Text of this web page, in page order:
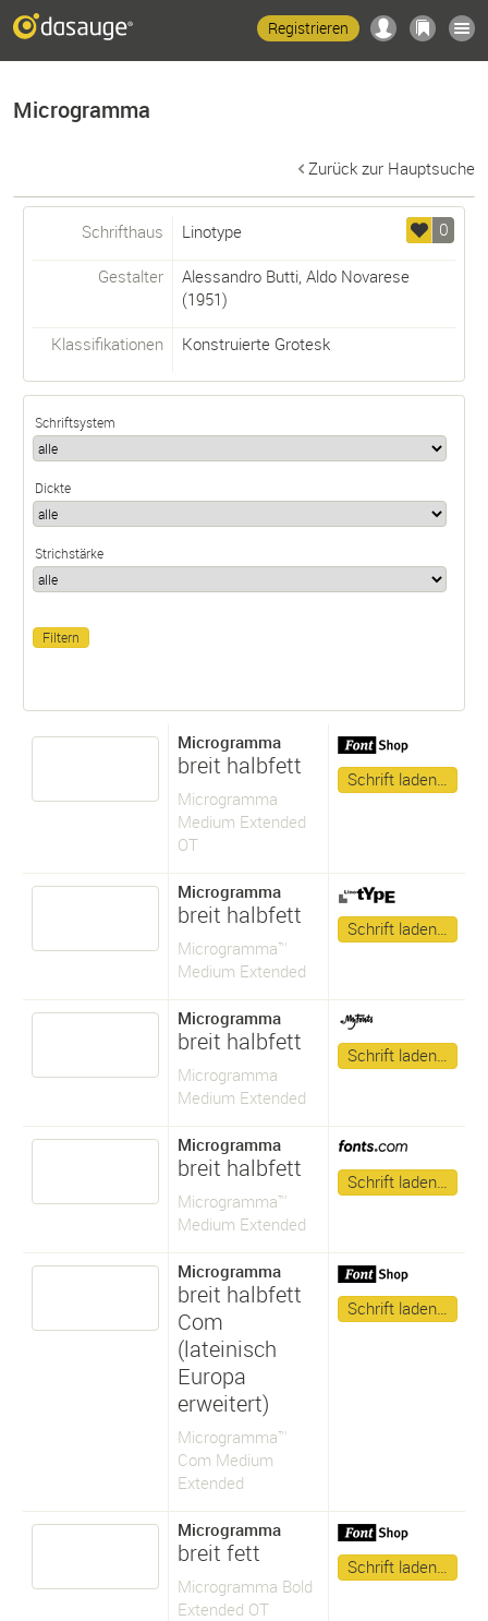
Registrieren
Microgramma
Zurück zur Hauptsuche
0
Schrifthaus Linotype
Gestalter Alessandro Butti, Aldo Novarese
(1951)
Klassifikationen Konstruierte Grotesk
Schriftsystem
Dickte
Strichstärke
Microgramma
breit halbfett
Microgramma
Medium Extended
OT
Schrift laden…
Microgramma
breit halbfett
Microgramma™
Medium Extended
Schrift laden…
Microgramma
breit halbfett
Microgramma
Medium Extended
Schrift laden…
Microgramma
breit halbfett
Microgramma™
Medium Extended
Schrift laden…
Microgramma
breit halbfett
Com
(lateinisch
Europa
erweitert)
Microgramma™
Com Medium
Extended
Schrift laden…
Microgramma
breit fett
Microgramma Bold
Extended OT
Schrift laden…